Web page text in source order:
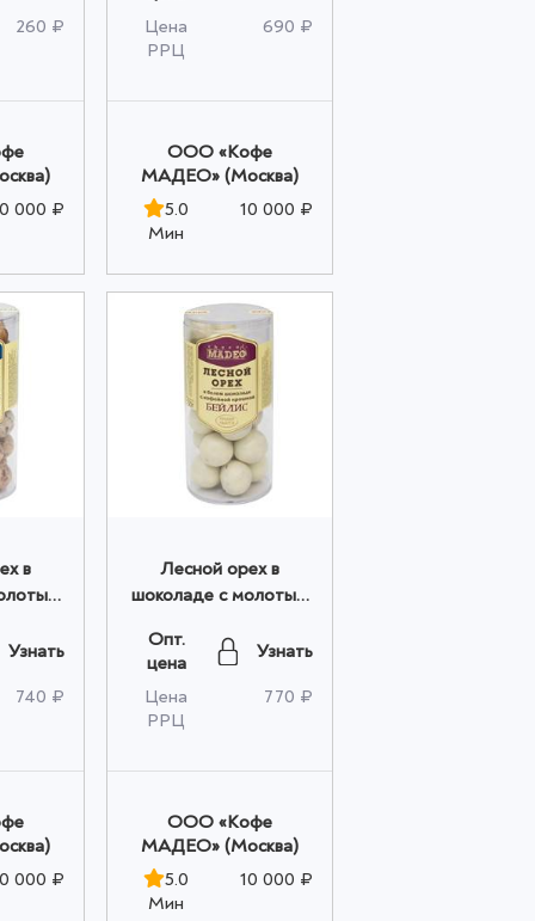
260 ₽
000 ₽
Цена
РРЦ
690 ₽
OOO «Кофе
МАДЕО» (Москва)
5.0
Мин
10 000 ₽
в
кг
Узнать
740 ₽
000 ₽
Лесной орех в
шоколаде с молотым
Madeo™ 0,150 кг
(банка) оптом
Опт.
цена
Узнать
Цена
РРЦ
770 ₽
OOO «Кофе
МАДЕО» (Москва)
5.0
Мин
10 000 ₽